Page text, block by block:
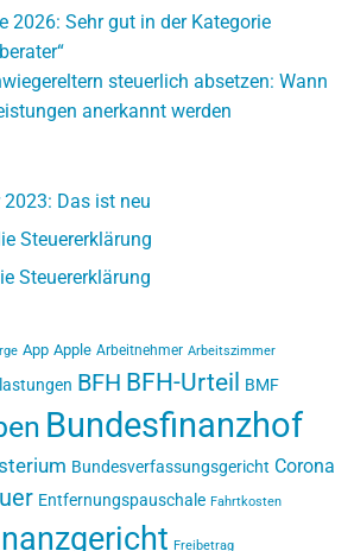
2026: Sehr gut in der Kategorie
steuerlich absetzen: Wann
anerkannt werden
Das ist neu
Steuererklärung
Steuererklärung
App Apple Arbeitnehmer Arbeitszimmer
BFH BFH-Urteil BMF
Bundesfinanzhof
Bundesverfassungsgericht Corona
Entfernungspauschale Fahrtkosten
Freibetrag